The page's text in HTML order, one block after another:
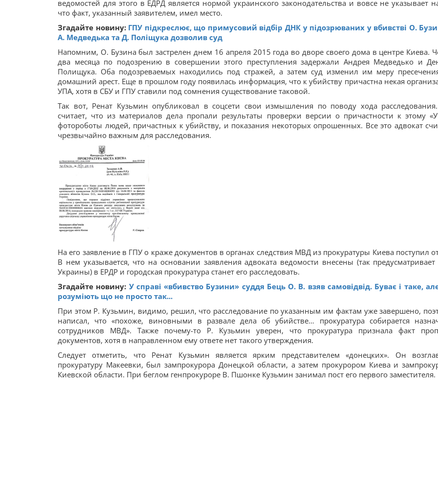
ведомостей для этого в ЕДРД является нормой украинского законодательства и вовсе не указывает
что факт, указанный заявителем, имел место.
Згадайте новину: ГПУ підкреслює, що примусовий відбір ДНК у підозрюваних у вбивстві О.
А. Медведька та Д. Поліщука дозволив суд
Напомним, О. Бузина был застрелен днем 16 апреля 2015 года во дворе своего дома в центре Киева.
два месяца по подозрению в совершении этого преступления задержали Андрея Медведько и
Полищука. Оба подозреваемых находились под стражей, а затем суд изменил им меру
домашний арест. Еще в прошлом году появилась информация, что к убийству причастна некая
УПА, хотя в СБУ и ГПУ ставили под сомнения существование таковой.
Так вот, Ренат Кузьмин опубликовал в соцсети свои измышления по поводу хода
считает, что из материалов дела пропали результаты проверки версии о причастности к этому
фотороботы людей, причастных к убийству, и показания некоторых опрошенных. Все это адвокат
чрезвычайно важным для расследования.
На его заявление в ГПУ о краже документов в органах следствия МВД из прокуратуры Киева поступил
В нем указывается, что на основании заявления адвоката ведомости внесены (так
Украины) в ЕРДР и городская прокуратура станет его расследовать.
Згадайте новину: У справі «вбивство Бузини» суддя Бець О. В. взяв самовідвід. Буває і таке,
розуміють що не просто так...
При этом Р. Кузьмин, видимо, решил, что расследование по указанным им фактам уже завершено,
написал, что «похоже, виновными в развале дела об убийстве… прокуратура собирается
сотрудников МВД». Также почему-то Р. Кузьмин уверен, что прокуратура признала факт
документов, хотя в направленном ему ответе нет такого утверждения.
Следует отметить, что Ренат Кузьмин является ярким представителем «донецких». Он
прокуратуру Макеевки, был зампрокурора Донецкой области, а затем прокурором Киева и
Киевской области. При беглом генпрокуроре В. Пшонке Кузьмин занимал пост его первого заместителя.